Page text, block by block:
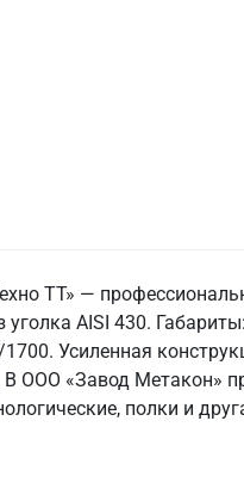
ТТ» —
AISI 430.
Усиленная
В ООО «Завод Метакон»
полки и